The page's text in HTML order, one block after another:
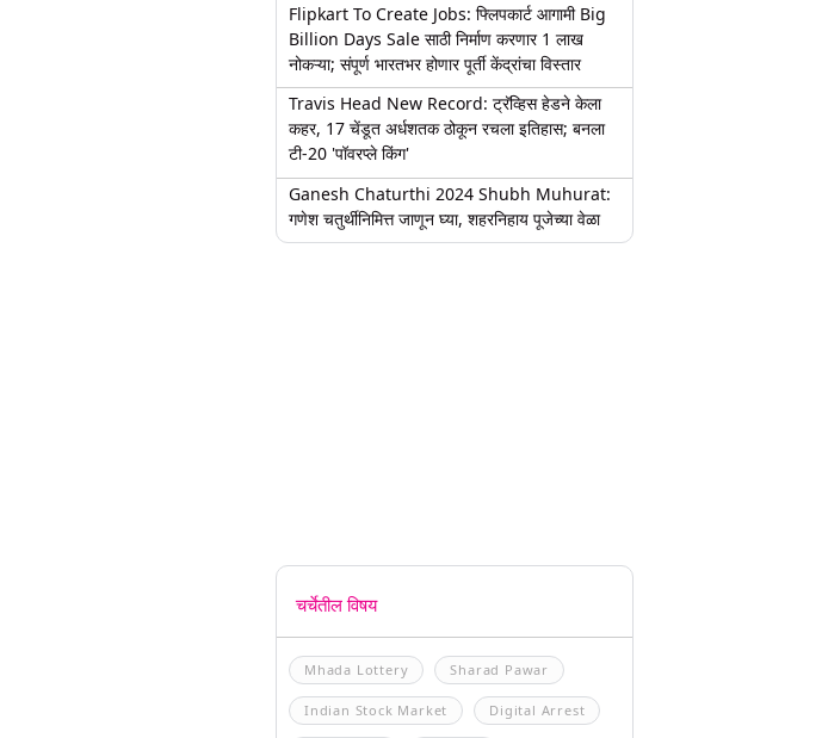
Flipkart To Create Jobs: फ्लिपकार्ट आगामी Big
Billion Days Sale साठी निर्माण करणार 1 लाख
नोकऱ्या; संपूर्ण भारतभर होणार पूर्ती केंद्रांचा विस्तार
Travis Head New Record: ट्रॅव्हिस हेडने केला
कहर, 17 चेंडूत अर्धशतक ठोकून रचला इतिहास; बनला
टी-20 'पॉवरप्ले किंग'
Ganesh Chaturthi 2024 Shubh Muhurat:
गणेश चतुर्थीनिमित्त जाणून घ्या, शहरनिहाय पूजेच्या वेळा
चर्चेतील विषय
Mhada Lottery Sharad Pawar
Indian Stock Market Digital Arrest